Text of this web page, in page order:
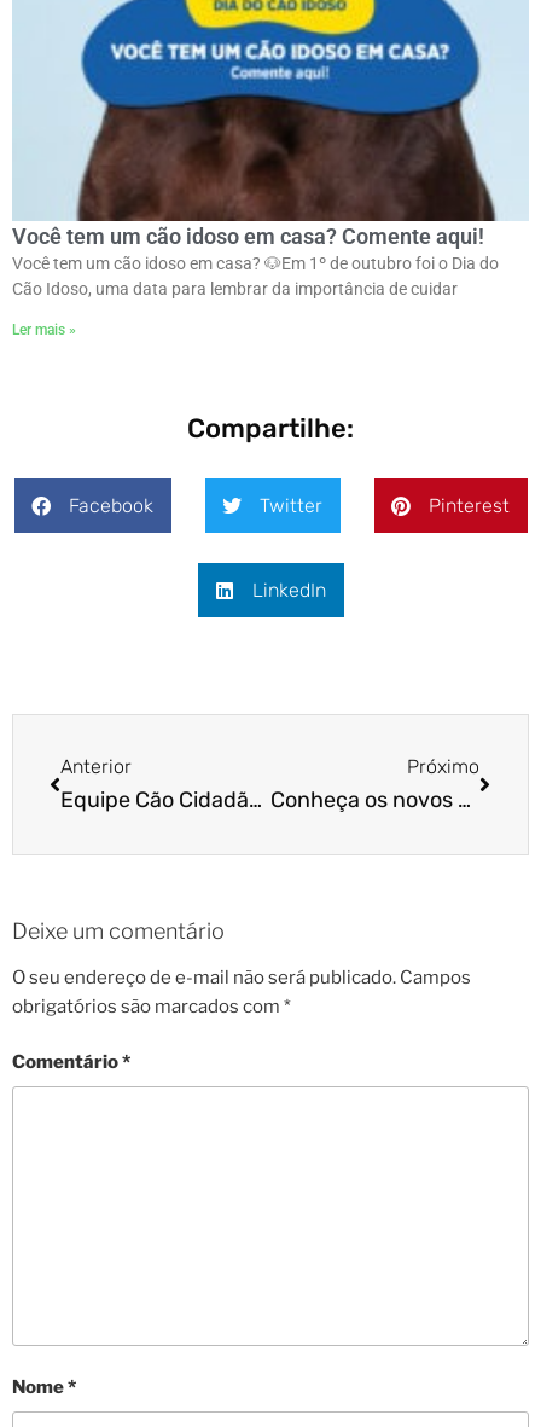
Você tem um cão idoso em casa? Comente aqui!
Você tem um cão idoso em casa? 🐶ㅤEm 1º de outubro foi o Dia do
Cão Idoso, uma data para lembrar da importância de cuidar
Ler mais »
Compartilhe:
Facebook Twitter Pinterest
LinkedIn
Anterior
Equipe Cão Cidadão se prepara para palestras em BH e Curitiba
Próximo
Conheça os novos cursos presenciais da Cão Cidadão
Deixe um comentário
O seu endereço de e-mail não será publicado. Campos
obrigatórios são marcados com *
Comentário*
Nome*